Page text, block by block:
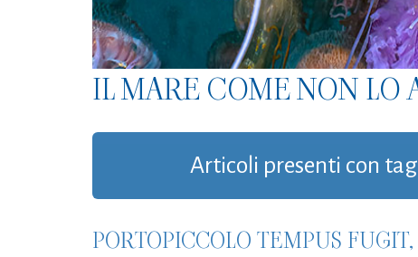
IL MARE COME NON LO
Articoli presenti con
PORTOPICCOLO TEMPUS